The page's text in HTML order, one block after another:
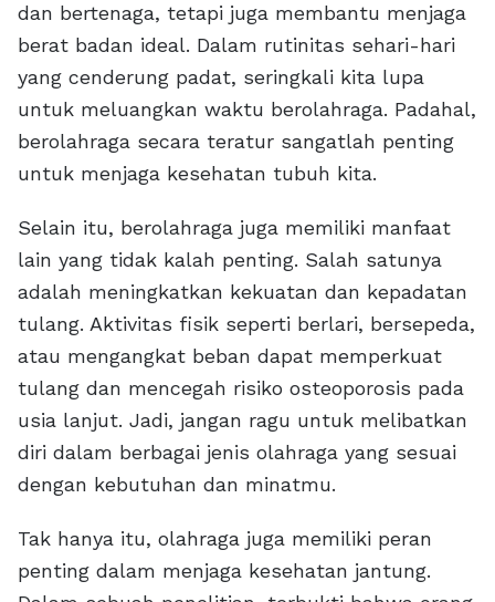
dan bertenaga, tetapi juga membantu menjaga
berat badan ideal. Dalam rutinitas sehari-hari
yang cenderung padat, seringkali kita lupa
untuk meluangkan waktu berolahraga. Padahal,
berolahraga secara teratur sangatlah penting
untuk menjaga kesehatan tubuh kita.
Selain itu, berolahraga juga memiliki manfaat
lain yang tidak kalah penting. Salah satunya
adalah meningkatkan kekuatan dan kepadatan
tulang. Aktivitas fisik seperti berlari, bersepeda,
atau mengangkat beban dapat memperkuat
tulang dan mencegah risiko osteoporosis pada
usia lanjut. Jadi, jangan ragu untuk melibatkan
diri dalam berbagai jenis olahraga yang sesuai
dengan kebutuhan dan minatmu.
Tak hanya itu, olahraga juga memiliki peran
penting dalam menjaga kesehatan jantung.